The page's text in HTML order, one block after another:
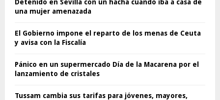
Detenido en Sevilla con un hacha cuando iba a casa de
una mujer amenazada
El Gobierno impone el reparto de los menas de Ceuta
y avisa con la Fiscalía
Pánico en un supermercado Día de la Macarena por el
lanzamiento de cristales
Tussam cambia sus tarifas para jóvenes, mayores,